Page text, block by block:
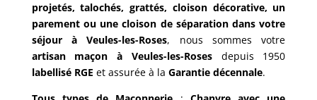
projetés, talochés, grattés, cloison décorative, un
parement ou une cloison de séparation dans votre
séjour à Veules-les-Roses, nous sommes votre
artisan maçon à Veules-les-Rosesdepuis 1950
labellisé RGE et assurée à la Garantie décennale.